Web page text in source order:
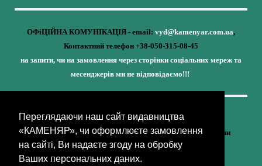
Переглядаючи наш сайт видавництва
«КАМЕНЯР», чи оформлюєте замовлення
на сайті, Ви надаєте згоду на обробку
Ваших персональних даних.
ОФіЦІЙНА КОМУНІКАЦІЯ - email: vyd@kamenyar.com.ua,
Контактний телефон +38-050-315-08-45
на запити, чи на замовлення через сторінки соціальних мереж та
месенджерів ми не відповідаємо!!!
Кожне наше видання - це внесок у спротив,
у збереження ідентичності та неминучу перемогу України
(видавництво «КАМЕНЯР»)